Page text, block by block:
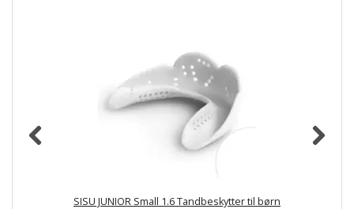
SISU JUNIOR Small 1.6 Tandbeskytter til børn